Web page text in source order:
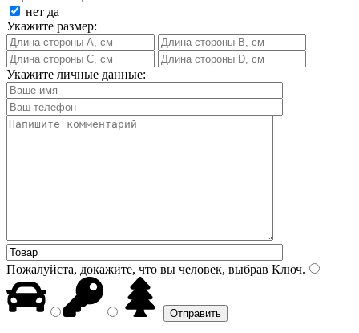
нет да
Укажите размер:
Укажите личные данные:
Пожалуйста, докажите, что вы человек, выбрав Ключ.